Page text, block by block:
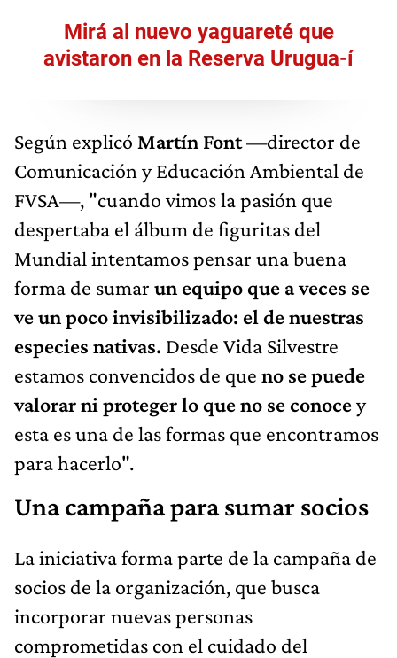
Mirá al nuevo yaguareté que
avistaron en la Reserva Urugua-í
Según explicó Martín Font—director de
Comunicación y Educación Ambiental de
FVSA—, "cuando vimos la pasión que
despertaba el álbum de figuritas del
Mundial intentamos pensar una buena
forma de sumar un equipo que a veces se
ve un poco invisibilizado: el de nuestras
especies nativas. Desde Vida Silvestre
estamos convencidos de que no se puede
valorar ni proteger lo que no se conocey
esta es una de las formas que encontramos
para hacerlo".
Una campaña para sumar socios
La iniciativa forma parte de la campaña de
socios de la organización, que busca
incorporar nuevas personas
comprometidas con el cuidado del